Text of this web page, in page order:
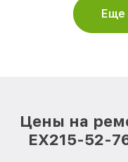
Еще
Цены на
EX215-52-